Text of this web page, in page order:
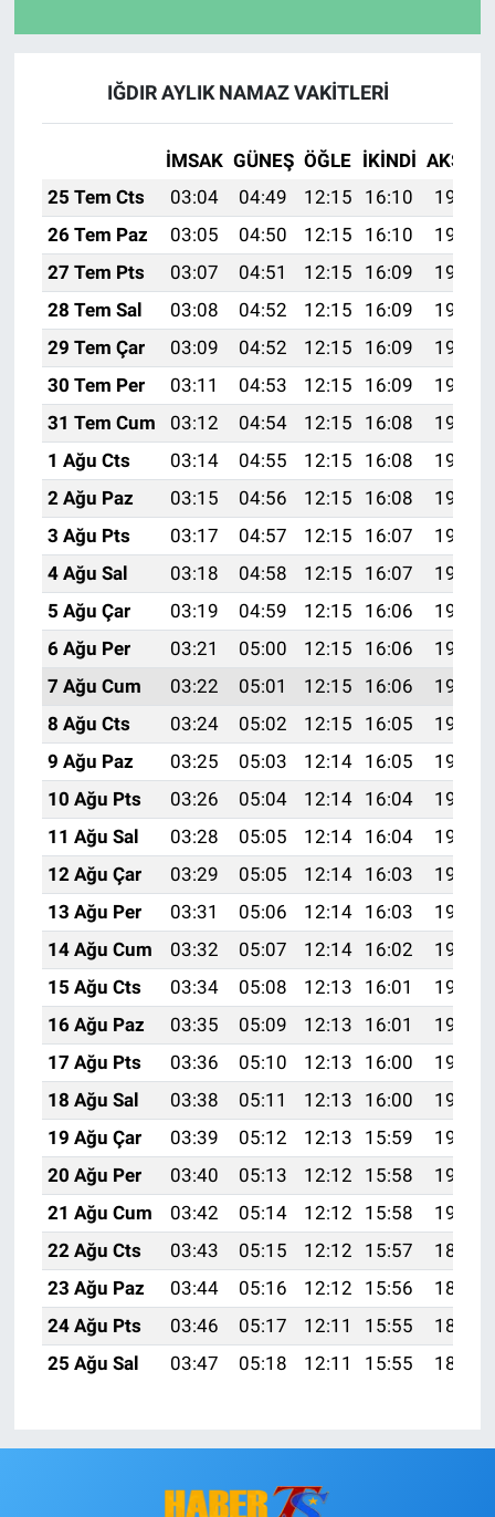
IĞDIR AYLIK NAMAZ VAKITLERI
İMSAK GÜNEŞ ÖĞLE İKINDI AKŞAM
25 Tem Cts
03:04 04:49 12:15 16:10
19:32
26 Tem Paz
03:05 04:50 12:15 16:10
19:31
27 Tem Pts
03:07 04:51 12:15 16:09
19:30
28 Tem Sal
03:08 04:52 12:15 16:09
19:29
29 Tem Çar
03:09 04:52 12:15 16:09
19:28
30 Tem Per
03:11 04:53 12:15 16:09
19:27
31 Tem Cum
03:12 04:54 12:15 16:08
19:26
1 Ağu Cts
03:14 04:55 12:15 16:08
19:25
2 Ağu Paz
03:15 04:56 12:15 16:08
19:24
3 Ağu Pts
03:17 04:57 12:15 16:07
19:23
4 Ağu Sal
03:18 04:58 12:15 16:07
19:22
5 Ağu Çar
03:19 04:59 12:15 16:06
19:21
6 Ağu Per
03:21 05:00 12:15 16:06
19:20
7 Ağu Cum
03:22 05:01 12:15 16:06
19:19
8 Ağu Cts
03:24 05:02 12:15 16:05
19:17
9 Ağu Paz
03:25 05:03 12:14 16:05
19:16
10 Ağu Pts
03:26 05:04 12:14 16:04
19:15
11 Ağu Sal
03:28 05:05 12:14 16:04
19:14
12 Ağu Çar
03:29 05:05 12:14 16:03
19:13
13 Ağu Per
03:31 05:06 12:14 16:03
19:11
14 Ağu Cum
03:32 05:07 12:14 16:02
19:10
15 Ağu Cts
03:34 05:08 12:13 16:01
19:09
16 Ağu Paz
03:35 05:09 12:13 16:01
19:07
17 Ağu Pts
03:36 05:10 12:13 16:00
19:06
18 Ağu Sal
03:38 05:11 12:13 16:00
19:05
19 Ağu Çar
03:39 05:12 12:13 15:59
19:03
20 Ağu Per
03:40 05:13 12:12 15:58
19:02
21 Ağu Cum
03:42 05:14 12:12 15:58
19:00
22 Ağu Cts
03:43 05:15 12:12 15:57
18:59
23 Ağu Paz
03:44 05:16 12:12 15:56
18:57
24 Ağu Pts
03:46 05:17 12:11 15:55
18:56
25 Ağu Sal
03:47 05:18 12:11 15:55 18:54